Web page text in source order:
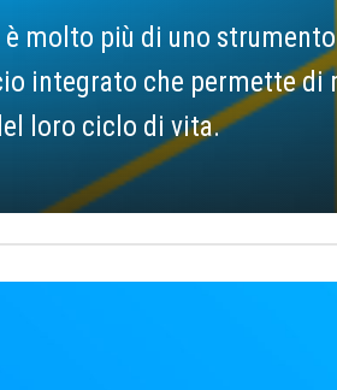
molto più di uno
integrato che permette di
loro ciclo di vita.